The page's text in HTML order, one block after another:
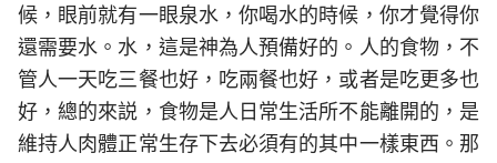
候，眼前就有一眼泉水，你喝水的時候，你才覺得你
還需要水。水，這是神為人預備好的。人的食物，不
管人一天吃三餐也好，吃兩餐也好，或者是吃更多也
好，總的來説，食物是人日常生活所不能離開的，是
維持人肉體正常生存下去必須有的其中一樣東西。那